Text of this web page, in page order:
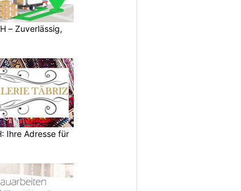
– Zuverlässig,
Ihre Adresse für